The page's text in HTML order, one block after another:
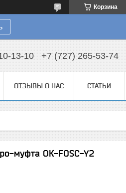
Корзина
13-10 +7 (727) 265-53-74
ОТЗЫВЫ О НАС СТАТЬИ
муфта ОК-FOSC-Y2